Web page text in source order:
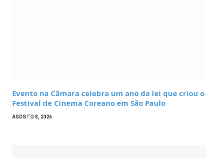
Evento na Câmara celebra um ano da lei que criou o
Festival de Cinema Coreano em São Paulo
AGOSTO 8, 2026